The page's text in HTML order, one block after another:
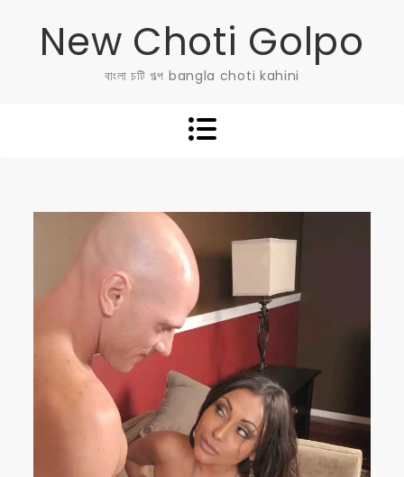
New Choti Golpo
বাংলা চটি গল্প bangla choti kahini